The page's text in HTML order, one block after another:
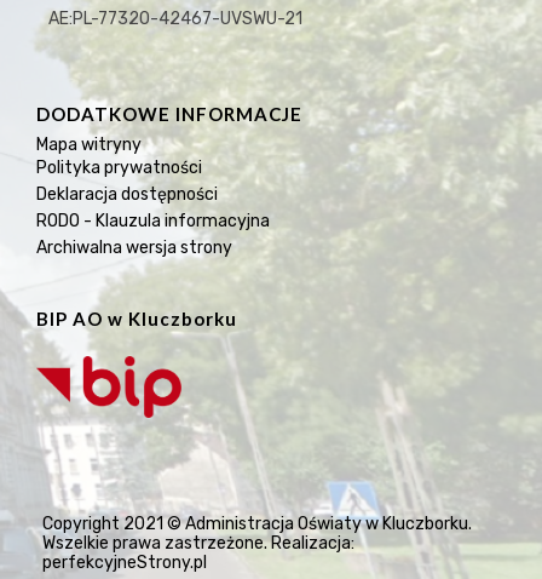
AE:PL-77320-42467-UVSWU-21
DODATKOWE INFORMACJE
Mapa witryny
Polityka prywatności
Deklaracja dostępności
RODO - Klauzula informacyjna
Archiwalna wersja strony
BIP AO w Kluczborku
Copyright 2021 © Administracja Oświaty w Kluczborku.
Wszelkie prawa zastrzeżone. Realizacja:
perfekcyjneStrony.pl